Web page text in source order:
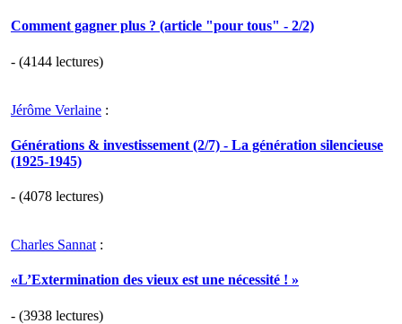
Comment gagner plus ? (article "pour tous" - 2/2)
- (4144 lectures)
Jérôme Verlaine :
Générations & investissement (2/7) - La génération silencieuse
(1925-1945)
- (4078 lectures)
Charles Sannat :
«L’Extermination des vieux est une nécessité ! »
- (3938 lectures)